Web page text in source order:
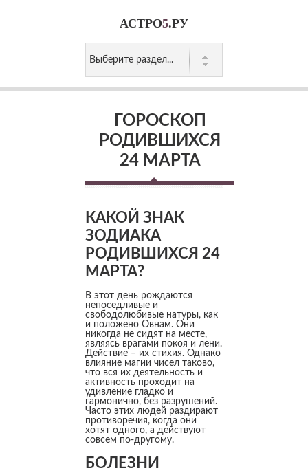
АСТРО5.РУ
ГОРОСКОП
РОДИВШИХСЯ
24 МАРТА
КАКОЙ ЗНАК
ЗОДИАКА
РОДИВШИХСЯ 24
МАРТА?
В этот день рождаются
непоседливые и
свободолюбивые натуры, как
и положено Овнам. Они
никогда не сидят на месте,
являясь врагами покоя и лени.
Действие – их стихия. Однако
влияние магии чисел таково,
что вся их деятельность и
активность проходит на
удивление гладко и
гармонично, без разрушений.
Часто этих людей раздирают
противоречия, когда они
хотят одного, а действуют
совсем по-другому.
БОЛЕЗНИ